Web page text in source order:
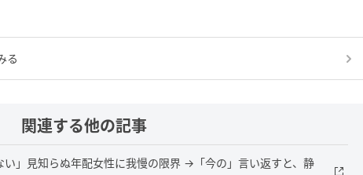
る
関連する他の記事
」見知らぬ年配女性に我慢の限界 →「今の」言い返すと、静